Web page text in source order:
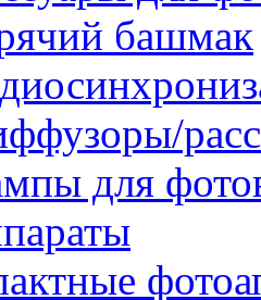
башмак
для